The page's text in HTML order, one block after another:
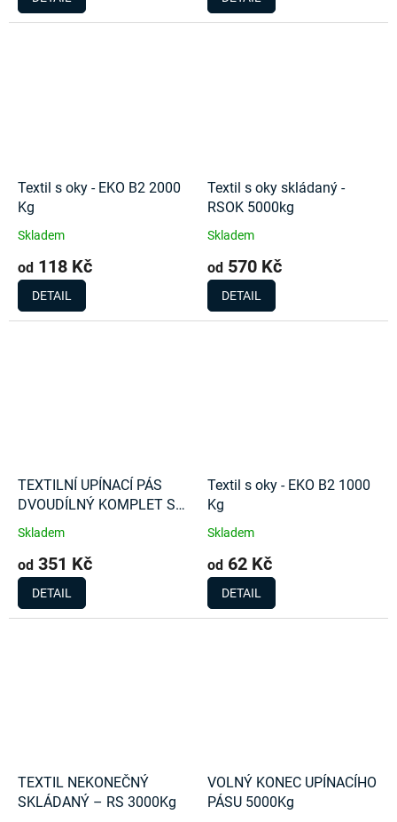
Textil s oky - EKO B2 2000
Kg
Skladem
od 118 Kč
DETAIL
Textil s oky skládaný -
RSOK 5000kg
Skladem
od 570 Kč
DETAIL
TEXTILNÍ UPÍNACÍ PÁS
DVOUDÍLNÝ KOMPLET S
RÁČNOU 5000Kg
Skladem
od 351 Kč
DETAIL
Textil s oky - EKO B2 1000
Kg
Skladem
od 62 Kč
DETAIL
TEXTIL NEKONEČNÝ
SKLÁDANÝ – RS 3000Kg
VOLNÝ KONEC UPÍNACÍHO
PÁSU 5000Kg